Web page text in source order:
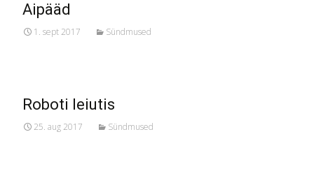
Aipääd
1. sept 2017 Sündmused
Roboti leiutis
25. aug 2017 Sündmused